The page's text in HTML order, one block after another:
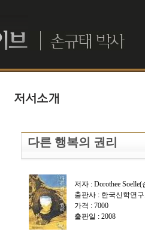
다른 행복의 권리
저자 : Dorothee
출판사 : 한국신학연
가격 : 7000
출판일 : 2008